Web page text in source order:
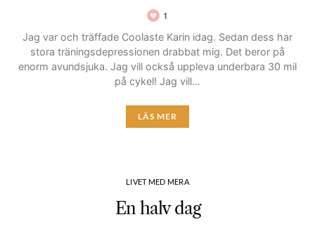
1
Jag var och träffade Coolaste Karin idag. Sedan dess har
stora träningsdepressionen drabbat mig. Det beror på
enorm avundsjuka. Jag vill också uppleva underbara 30 mil
på cykel! Jag vill…
LÄS MER
LIVET MED MERA
En halv dag